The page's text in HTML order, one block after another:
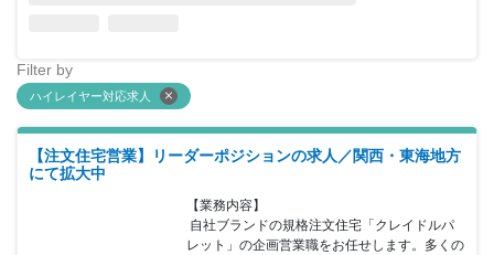
Filter by
ハイレイヤー対応求人
【注文住宅営業】リーダーポジションの求人／関西・東海地方
にて拡大中
【業務内容】
レット」の企画営業職をお任せします。多くの